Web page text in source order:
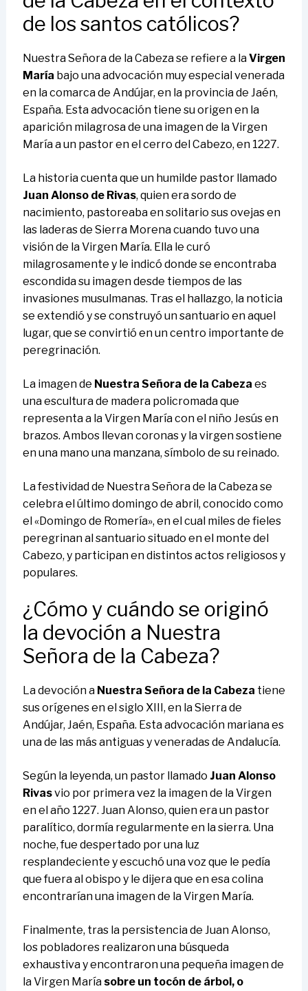
de los santos católicos?
Nuestra Señora de la Cabeza se refiere a laVirgen
María bajo una advocación muy especial venerada
en la comarca de Andújar, en la provincia de Jaén,
España. Esta advocación tiene su origen en la
aparición milagrosa de una imagen de la Virgen
María a un pastor en el cerro del Cabezo, en 1227.
La historia cuenta que un humilde pastor llamado
Juan Alonso de Rivas, quien era sordo de
nacimiento, pastoreaba en solitario sus ovejas en
las laderas de Sierra Morena cuando tuvo una
visión de la Virgen María. Ella le curó
milagrosamente y le indicó donde se encontraba
escondida su imagen desde tiempos de las
invasiones musulmanas. Tras el hallazgo, la noticia
se extendió y se construyó un santuario en aquel
lugar, que se convirtió en un centro importante de
peregrinación.
La imagen de Nuestra Señora de la Cabeza es
una escultura de madera policromada que
representa a la Virgen María con el niño Jesús en
brazos. Ambos llevan coronas y la virgen sostiene
en una mano una manzana, símbolo de su reinado.
La festividad de Nuestra Señora de la Cabeza se
celebra el último domingo de abril, conocido como
el «Domingo de Romería», en el cual miles de fieles
peregrinan al santuario situado en el monte del
Cabezo, y participan en distintos actos religiosos y
populares.
¿Cómo y cuándo se originó
la devoción a Nuestra
Señora de la Cabeza?
La devoción a Nuestra Señora de la Cabeza tiene
sus orígenes en el siglo XIII, en la Sierra de
Andújar, Jaén, España. Esta advocación mariana es
una de las más antiguas y veneradas de Andalucía.
Según la leyenda, un pastor llamado Juan Alonso
Rivasvio por primera vez la imagen de la Virgen
en el año 1227. Juan Alonso, quien era un pastor
paralítico, dormía regularmente en la sierra. Una
noche, fue despertado por una luz
resplandeciente y escuchó una voz que le pedía
que fuera al obispo y le dijera que en esa colina
encontrarían una imagen de la Virgen María.
Finalmente, tras la persistencia de Juan Alonso,
los pobladores realizaron una búsqueda
exhaustiva y encontraron una pequeña imagen de
la Virgen María sobre un tocón de árbol, o